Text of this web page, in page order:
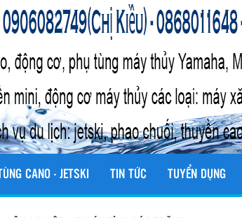
CANO - JETSKI TIN TỨC TUYỂN DỤNG